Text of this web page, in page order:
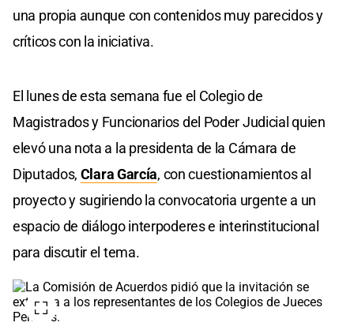
una propia aunque con contenidos muy parecidos y
críticos con la iniciativa.
El lunes de esta semana fue el Colegio de
Magistrados y Funcionarios del Poder Judicial quien
elevó una nota a la presidenta de la Cámara de
Diputados, Clara García, con cuestionamientos al
proyecto y sugiriendo la convocatoria urgente a un
espacio de diálogo interpoderes e interinstitucional
para discutir el tema.